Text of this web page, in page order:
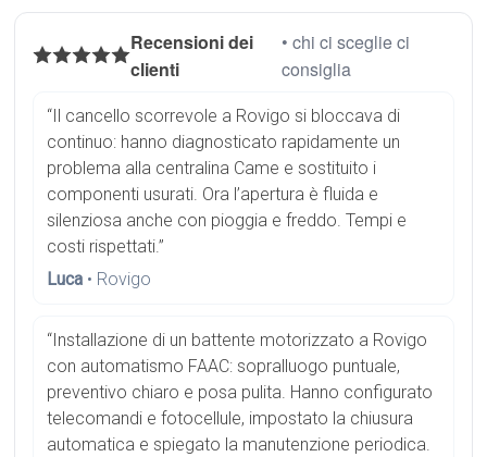
Recensioni dei
clienti
• chi ci sceglie ci
consiglia
“Il cancello scorrevole a Rovigo si bloccava di
continuo: hanno diagnosticato rapidamente un
problema alla centralina Came e sostituito i
componenti usurati. Ora l’apertura è fluida e
silenziosa anche con pioggia e freddo. Tempi e
costi rispettati.”
Luca • Rovigo
“Installazione di un battente motorizzato a Rovigo
con automatismo FAAC: sopralluogo puntuale,
preventivo chiaro e posa pulita. Hanno configurato
telecomandi e fotocellule, impostato la chiusura
automatica e spiegato la manutenzione periodica.